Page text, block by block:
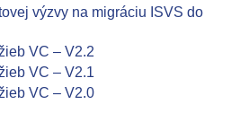
výzvy na migráciu ISVS do
VC – V2.2
VC – V2.1
VC – V2.0